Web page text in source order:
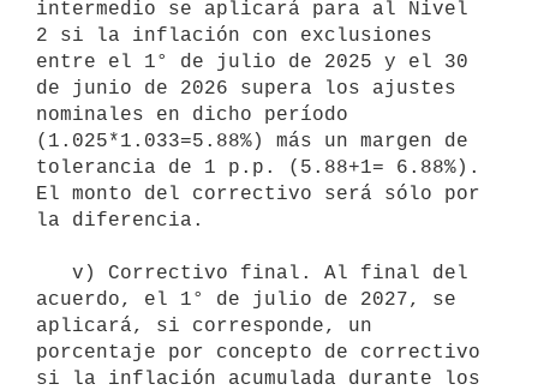
intermedio se aplicará para al Nivel
2 si la inflación con exclusiones
entre el 1° de julio de 2025 y el 30
de junio de 2026 supera los ajustes
nominales en dicho período
(1.025*1.033=5.88%) más un margen de
tolerancia de 1 p.p. (5.88+1= 6.88%).
El monto del correctivo será sólo por
la diferencia.
acuerdo, el 1° de julio de 2027, se
aplicará, si corresponde, un
porcentaje por concepto de correctivo
si la inflación acumulada durante los